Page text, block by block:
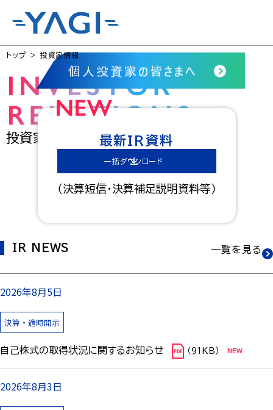
トップ 投資家情報
投資家情報 最新IR資料
一括ダウンロード
（決算短信・決算補足説明資料等）
一覧を見る
IR NEWS
2026年8月5日
決算・適時開示
自己株式の取得状況に関するお知らせ （91KB）
2026年8月3日